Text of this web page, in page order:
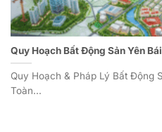
Quy Hoạch Bất Động Sản Yên
Quy Hoạch & Pháp Lý Bất Động
Toàn...